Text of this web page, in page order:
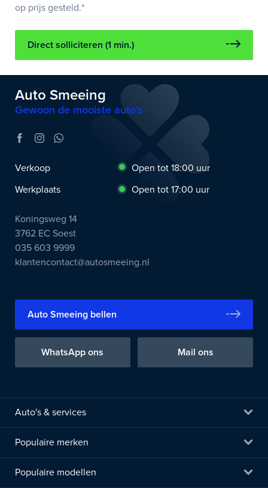
op prijs gesteld.*
Direct solliciteren (1 min.)
Auto Smeeing
Gewoon de mooiste auto’s
Verkoop
Open tot 18:00 uur
Werkplaats
Open tot 17:00 uur
Koningsweg 14
3762 EC Soest
035 603 9999
klantencontact@autosmeeing.nl
Auto Smeeing bellen
WhatsApp ons Mail ons
Auto's & services
Populaire merken
Populaire modellen